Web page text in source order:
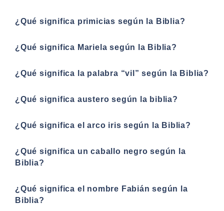
¿Qué significa primicias según la Biblia?
¿Qué significa Mariela según la Biblia?
¿Qué significa la palabra “vil” según la Biblia?
¿Qué significa austero según la biblia?
¿Qué significa el arco iris según la Biblia?
¿Qué significa un caballo negro según la
Biblia?
¿Qué significa el nombre Fabián según la
Biblia?